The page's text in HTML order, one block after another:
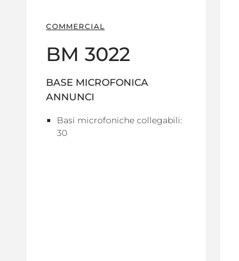
COMMERCIAL
BM 3022
BASE MICROFONICA
ANNUNCI
Basi microfoniche collegabili:
30